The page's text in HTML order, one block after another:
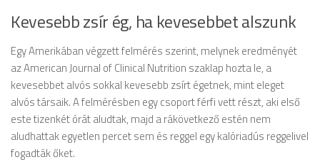
Kevesebb zsír ég, ha kevesebbet alszunk
Egy Amerikában végzett felmérés szerint, melynek eredményét
az American Journal of Clinical Nutrition szaklap hozta le, a
kevesebbet alvós sokkal kevesebb zsírt égetnek, mint eleget
alvós társaik. A felmérésben egy csoport férfi vett részt, aki első
este tizenkét órát aludtak, majd a rákövetkező estén nem
aludhattak egyetlen percet sem és reggel egy kalóriadús reggelivel
fogadták őket.